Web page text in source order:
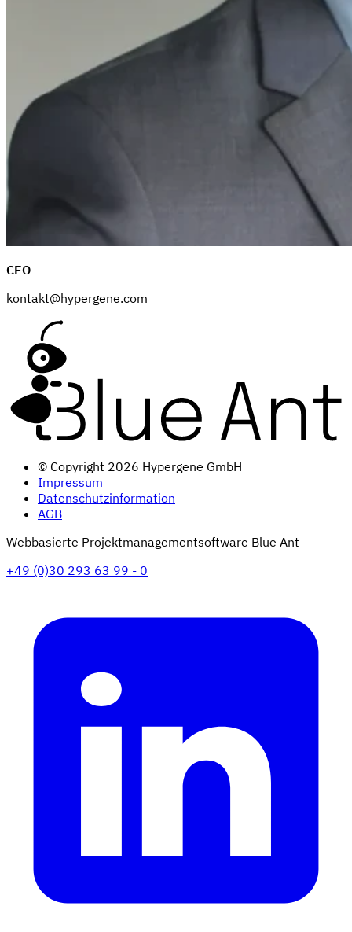
CEO
kontakt@hypergene.com
© Copyright 2026 Hypergene GmbH
Impressum
Datenschutzinformation
AGB
Webbasierte Projektmanagementsoftware Blue Ant
+49 (0)30 293 63 99 - 0